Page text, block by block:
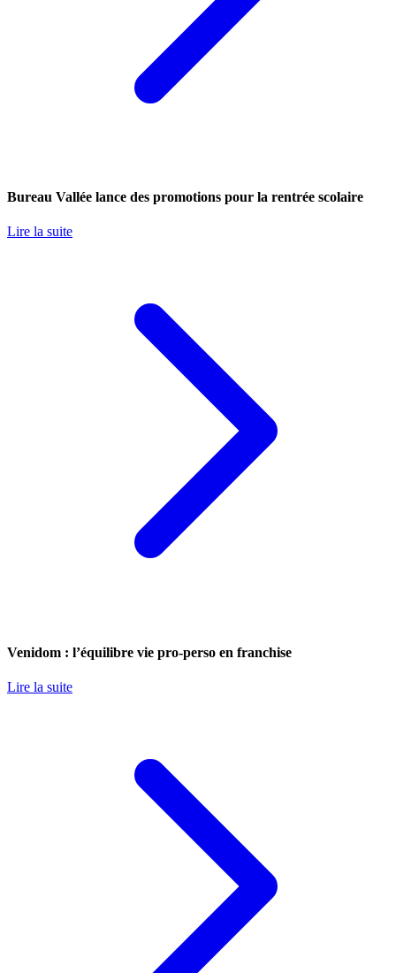
Bureau Vallée lance des promotions pour la rentrée scolaire
Lire la suite
Venidom : l’équilibre vie pro-perso en franchise
Lire la suite